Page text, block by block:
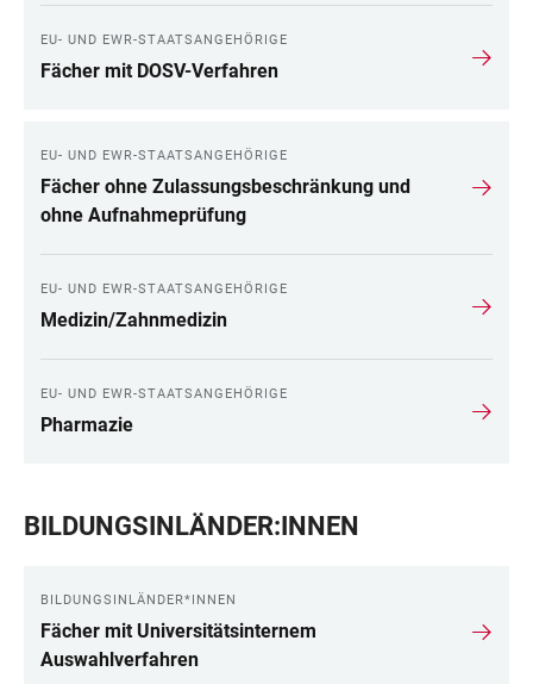
EU- UND EWR-STAATSANGEHÖRIGE
Fächer mit DOSV-Verfahren
EU- UND EWR-STAATSANGEHÖRIGE
Fächer ohne Zulassungsbeschränkung und
ohne Aufnahmeprüfung
EU- UND EWR-STAATSANGEHÖRIGE
Medizin/Zahnmedizin
EU- UND EWR-STAATSANGEHÖRIGE
Pharmazie
BILDUNGSINLÄNDER:INNEN
BILDUNGSINLÄNDER*INNEN
Fächer mit Universitätsinternem
Auswahlverfahren